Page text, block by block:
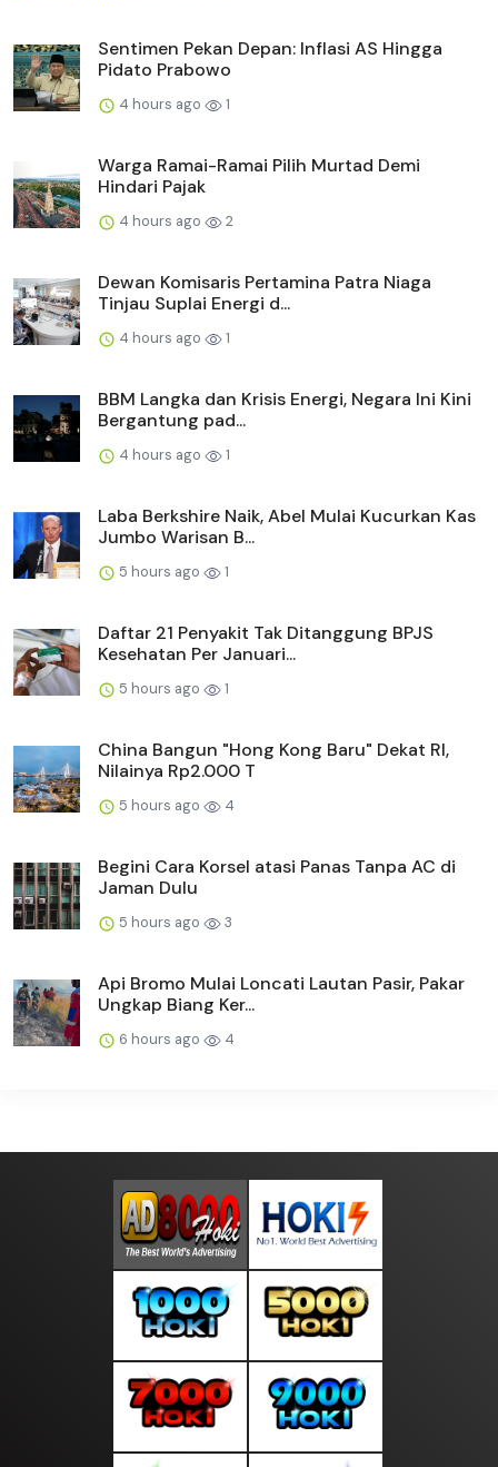
Sentimen Pekan Depan: Inflasi AS Hingga
Pidato Prabowo
4 hours ago 1
Warga Ramai-Ramai Pilih Murtad Demi
Hindari Pajak
4 hours ago 2
Dewan Komisaris Pertamina Patra Niaga
Tinjau Suplai Energi d...
4 hours ago 1
BBM Langka dan Krisis Energi, Negara Ini Kini
Bergantung pad...
4 hours ago 1
Laba Berkshire Naik, Abel Mulai Kucurkan Kas
Jumbo Warisan B...
5 hours ago 1
Daftar 21 Penyakit Tak Ditanggung BPJS
Kesehatan Per Januari...
5 hours ago 1
China Bangun "Hong Kong Baru" Dekat RI,
Nilainya Rp2.000 T
5 hours ago 4
Begini Cara Korsel atasi Panas Tanpa AC di
Jaman Dulu
5 hours ago 3
Api Bromo Mulai Loncati Lautan Pasir, Pakar
Ungkap Biang Ker...
6 hours ago 4